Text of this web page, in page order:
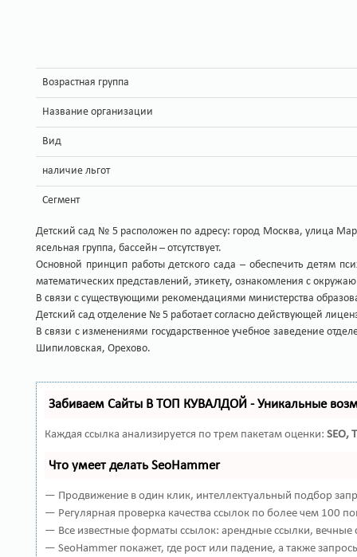
Возрастная группа
Название организации
Вид
наличие льгот
Сегмент
Детский сад № 5 расположен по адресу: город Москва, улица
ясельная группа, бассейн – отсутствует.
Основной принцип работы детского сада – обеспечить детям
математических представлений, этикету, ознакомления с
В связи с существующими рекомендациями министерства
Детский сад отделение № 5 работает согласно действующей
В связи с изменениями государственное учебное заведение
Шипиловская, Орехово.
Забиваем Сайты В ТОП КУВАЛДОЙ - Уникальные
Каждая ссылка анализируется по трем пакетам оценки: SEO,
Что умеет делать SeoHammer
— Продвижение в один клик, интеллектуальный подбор
— Регулярная проверка качества ссылок по более чем 100
— Все известные форматы ссылок: арендные ссылки,
— SeoHammer покажет, где рост или падение, а также